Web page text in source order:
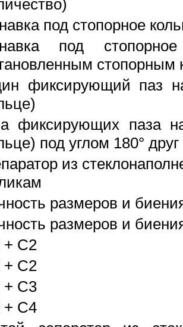
под стопорное
под
стопорным
фиксирующий паз
фиксирующих паза
под углом 180° друг
из
размеров и
размеров и
+ C2
+ C2
+ C3
+ C4